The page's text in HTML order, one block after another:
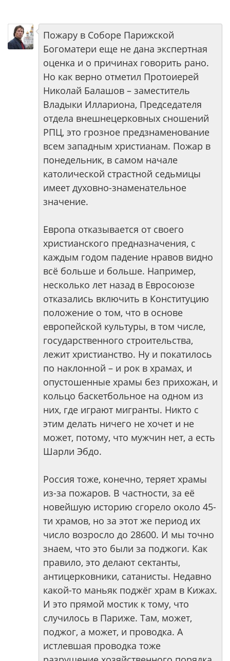
Пожару в Соборе Парижской
Богоматери еще не дана экспертная
оценка и о причинах говорить рано.
Но как верно отметил Протоиерей
Николай Балашов – заместитель
Владыки Иллариона, Председателя
отдела внешнецерковных сношений
РПЦ, это грозное предзнаменование
всем западным христианам. Пожар в
понедельник, в самом начале
католической страстной седьмицы
имеет духовно-знаменательное
значение.
Европа отказывается от своего
христианского предназначения, с
каждым годом падение нравов видно
всё больше и больше. Например,
несколько лет назад в Евросоюзе
отказались включить в Конституцию
положение о том, что в основе
европейской культуры, в том числе,
государственного строительства,
лежит христианство. Ну и покатилось
по наклонной – и рок в храмах, и
опустошенные храмы без прихожан, и
кольцо баскетбольное на одном из
них, где играют мигранты. Никто с
этим делать ничего не хочет и не
может, потому, что мужчин нет, а есть
Шарли Эбдо.
Россия тоже, конечно, теряет храмы
из-за пожаров. В частности, за её
новейшую историю сгорело около 45-
ти храмов, но за этот же период их
число возросло до 28600. И мы точно
знаем, что это были за поджоги. Как
правило, это делают сектанты,
антицерковники, сатанисты. Недавно
какой-то маньяк поджёг храм в Кижах.
И это прямой мостик к тому, что
случилось в Париже. Там, может,
поджог, а может, и проводка. А
истлевшая проводка тоже